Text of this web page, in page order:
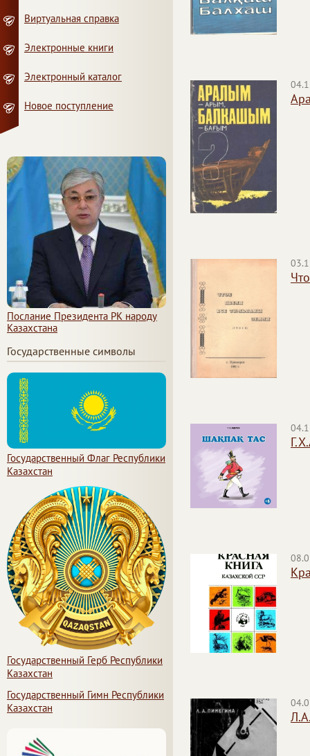
Виртуальная справка
Электронные книги
Электронный каталог
Новое поступление
Послание Президента РК народу
Казахстана
Государственные символы
Государственный Флаг Республики
Казахстан
Государственный Герб Республики
Казахстан
Государственный Гимн Республики
Казахстан